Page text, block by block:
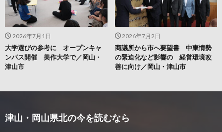
2026年7月2日
商議所から市へ要望書 中東情勢
の緊迫化など影響の 経営環境改
善に向け／岡山・津山市
2026年7月1日
大学選びの参考に オープンキャ
ンパス開催 美作大学で／岡山・
津山市
津山・岡山県北の今を読むなら